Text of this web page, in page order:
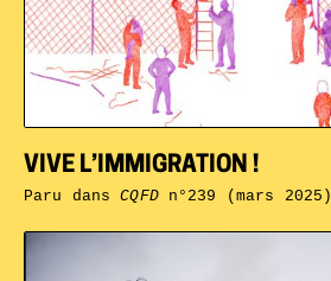
VIVE L’IMMIGRATION !
Paru dansCQFDn°239 (mars 2025)